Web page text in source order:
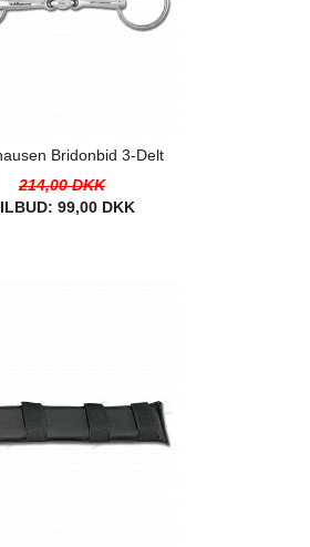
Bridonbid 3-Delt
214,00 DKK
99,00 DKK